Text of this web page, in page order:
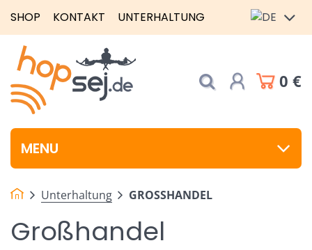
SHOP KONTAKT UNTERHALTUNG
0 €
MENU
Unterhaltung GROSSHANDEL
Großhandel